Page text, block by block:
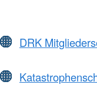
DRK